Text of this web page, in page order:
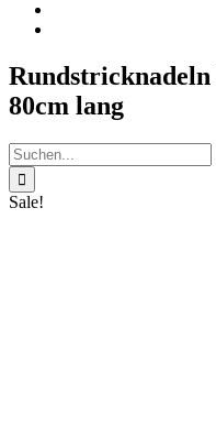
80cm lang
Suche
nach:
Sale!